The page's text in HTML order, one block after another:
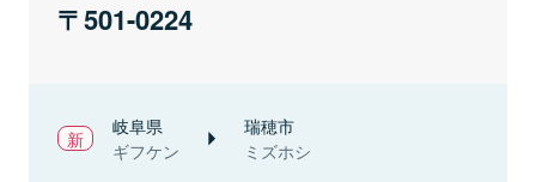
501-0224
岐阜県
ギフケン
瑞穂市
ミズホシ